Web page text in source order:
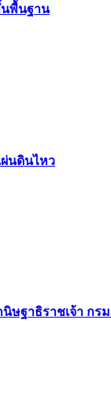
พื้นฐาน
นดินไหว
ษฐาธิราชเจ้า ก